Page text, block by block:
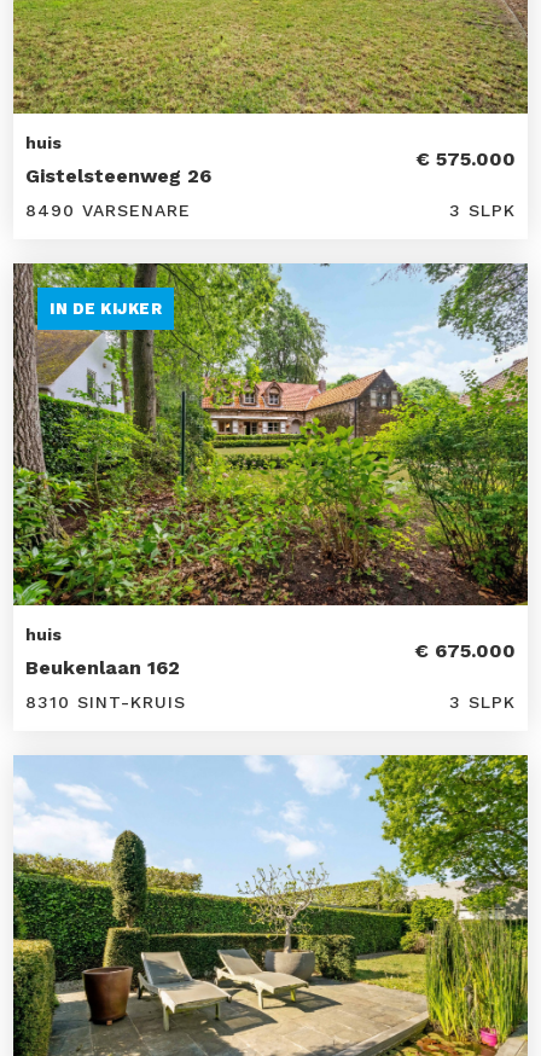
huis
Gistelsteenweg 26
€ 575.000
8490 VARSENARE 3 SLPK
IN DE KIJKER
huis
Beukenlaan 162
€ 675.000
8310 SINT-KRUIS 3 SLPK